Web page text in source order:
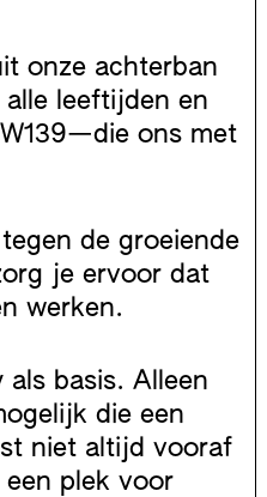
onze achterban
leeftijden en
ons met
de groeiende
je ervoor dat
werken.
als basis. Alleen
die een
niet altijd vooraf
plek voor